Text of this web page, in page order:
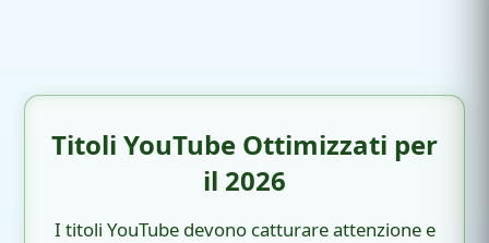
Titoli YouTube Ottimizzati per
il 2026
I titoli YouTube devono catturare attenzione e